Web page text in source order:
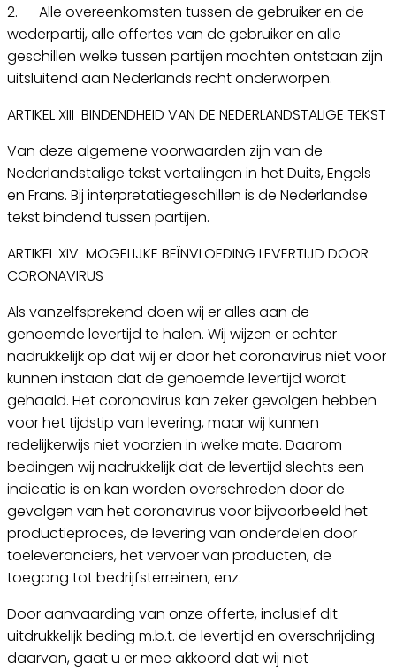
2. Alle overeenkomsten tussen de gebruiker en de
wederpartij, alle offertes van de gebruiker en alle
geschillen welke tussen partijen mochten ontstaan zijn
uitsluitend aan Nederlands recht onderworpen.
ARTIKEL XIII BINDENDHEID VAN DE NEDERLANDSTALIGE TEKST
Van deze algemene voorwaarden zijn van de
Nederlandstalige tekst vertalingen in het Duits, Engels
en Frans. Bij interpretatiegeschillen is de Nederlandse
tekst bindend tussen partijen.
ARTIKEL XIV MOGELIJKE BEÏNVLOEDING LEVERTIJD DOOR
CORONAVIRUS
Als vanzelfsprekend doen wij er alles aan de
genoemde levertijd te halen. Wij wijzen er echter
nadrukkelijk op dat wij er door het coronavirus niet voor
kunnen instaan dat de genoemde levertijd wordt
gehaald. Het coronavirus kan zeker gevolgen hebben
voor het tijdstip van levering, maar wij kunnen
redelijkerwijs niet voorzien in welke mate. Daarom
bedingen wij nadrukkelijk dat de levertijd slechts een
indicatie is en kan worden overschreden door de
gevolgen van het coronavirus voor bijvoorbeeld het
productieproces, de levering van onderdelen door
toeleveranciers, het vervoer van producten, de
toegang tot bedrijfsterreinen, enz.
Door aanvaarding van onze offerte, inclusief dit
uitdrukkelijk beding m.b.t. de levertijd en overschrijding
daarvan, gaat u er mee akkoord dat wij niet